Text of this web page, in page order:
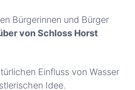
Bürgerinnen und Bürger
von Schloss Horst
Einfluss von Wasser
Idee.